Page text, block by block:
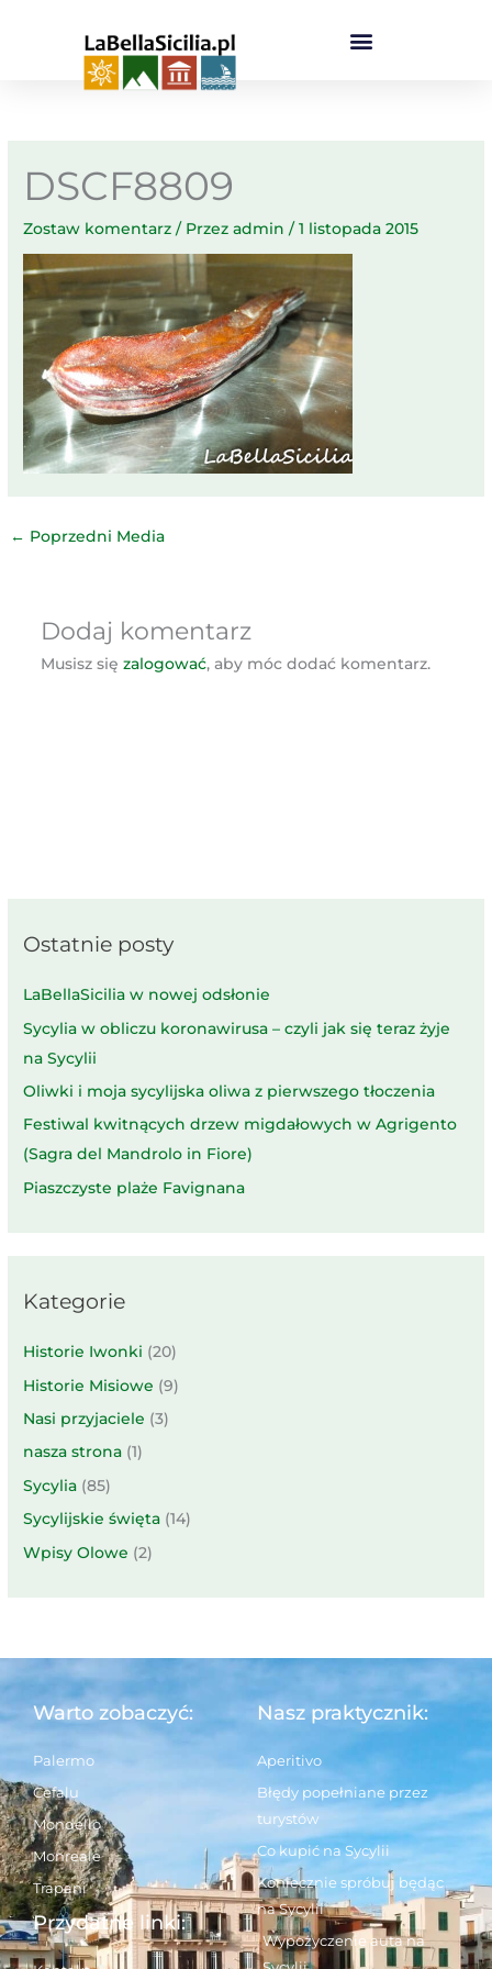
DSCF8809
Zostaw komentarz / Przezadmin/1 listopada 2015
← Poprzedni Media
Dodaj komentarz
Musisz się zalogować, aby móc dodać komentarz.
Ostatnie posty
LaBellaSicilia w nowej odsłonie
Sycylia w obliczu koronawirusa – czyli jak się teraz żyje
na Sycylii
Oliwki i moja sycylijska oliwa z pierwszego tłoczenia
Festiwal kwitnących drzew migdałowych w Agrigento
(Sagra del Mandrolo in Fiore)
Piaszczyste plaże Favignana
Kategorie
Historie Iwonki (20)
Historie Misiowe (9)
Nasi przyjaciele (3)
nasza strona (1)
Sycylia (85)
Sycylijskie święta (14)
Wpisy Olowe (2)
Warto zobaczyć:
Palermo
Cefalu
Mondello
Monreale
Trapani
Nasz praktycznik:
Aperitivo
Błędy popełniane przez
turystów
Co kupić na Sycylii
Koniecznie spróbuj będąc
na Sycylii
Wypożyczenie auta na
Przydatne linki: